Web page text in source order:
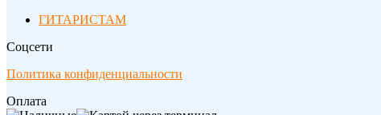
ГИТАРИСТАМ
Соцсети
Политика конфиденциальности
Оплата